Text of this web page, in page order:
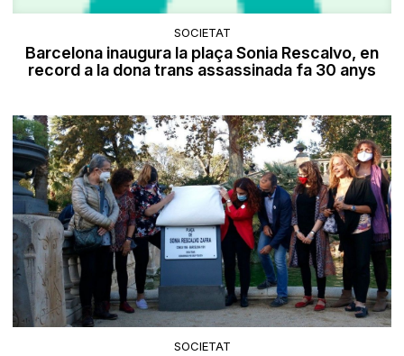
SOCIETAT
Barcelona inaugura la plaça Sonia Rescalvo, en
record a la dona trans assassinada fa 30 anys
SOCIETAT